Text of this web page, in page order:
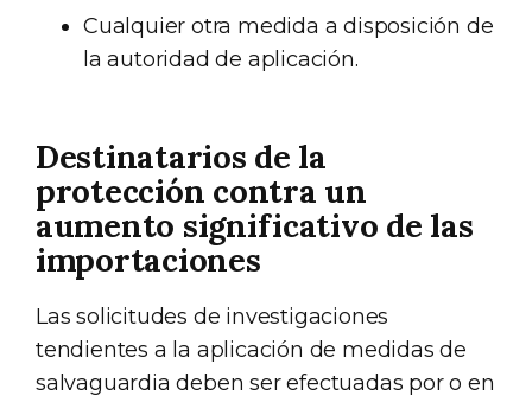
Cualquier otra medida a disposición de
la autoridad de aplicación.
Destinatarios de la
protección contra un
aumento significativo de las
importaciones
Las solicitudes de investigaciones
tendientes a la aplicación de medidas de
salvaguardia deben ser efectuadas por o en